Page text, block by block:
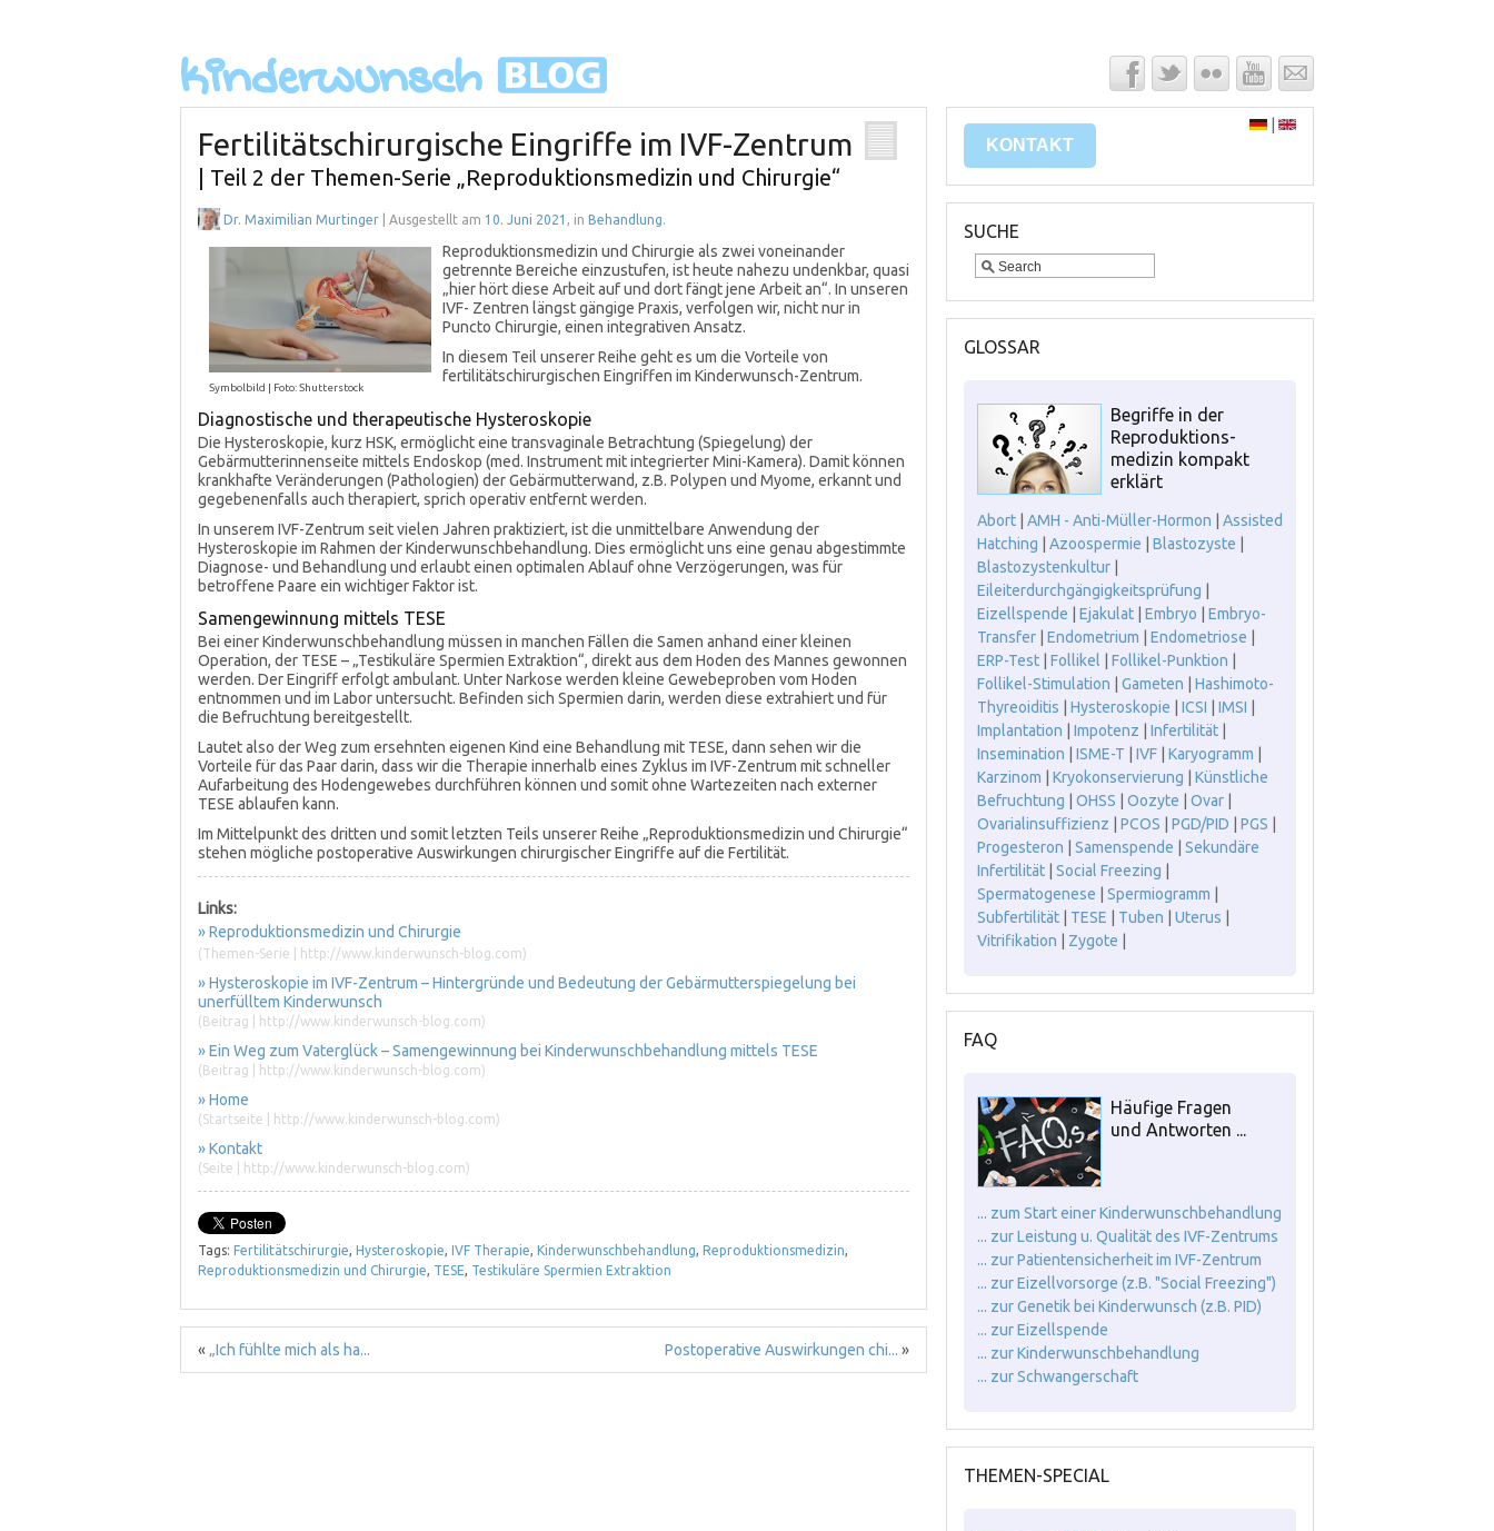
Fertilitätschirurgische Eingriffe im IVF-Zentrum
| Teil 2 der Themen-Serie „Reproduktionsmedizin und Chirurgie“
Dr. Maximilian Murtinger | Ausgestellt am 10. Juni 2021 , in Behandlung.
Symbolbild | Foto: Shutterstock
Reproduktionsmedizin und Chirurgie als zwei voneinander
getrennte Bereiche einzustufen, ist heute nahezu undenkbar, quasi
„hier hört diese Arbeit auf und dort fängt jene Arbeit an“. In unseren
IVF- Zentren längst gängige Praxis, verfolgen wir, nicht nur in
Puncto Chirurgie, einen integrativen Ansatz.
In diesem Teil unserer Reihe geht es um die Vorteile von
fertilitätschirurgischen Eingriffen im Kinderwunsch-Zentrum.
Diagnostische und therapeutische Hysteroskopie
Die Hysteroskopie, kurz HSK, ermöglicht eine transvaginale Betrachtung (Spiegelung) der
Gebärmutterinnenseite mittels Endoskop (med. Instrument mit integrierter Mini-Kamera). Damit können
krankhafte Veränderungen (Pathologien) der Gebärmutterwand, z.B. Polypen und Myome, erkannt und
gegebenenfalls auch therapiert, sprich operativ entfernt werden.
In unserem IVF-Zentrum seit vielen Jahren praktiziert, ist die unmittelbare Anwendung der
Hysteroskopie im Rahmen der Kinderwunschbehandlung. Dies ermöglicht uns eine genau abgestimmte
Diagnose- und Behandlung und erlaubt einen optimalen Ablauf ohne Verzögerungen, was für
betroffene Paare ein wichtiger Faktor ist.
Samengewinnung mittels TESE
Bei einer Kinderwunschbehandlung müssen in manchen Fällen die Samen anhand einer kleinen
Operation, der TESE – „Testikuläre Spermien Extraktion“, direkt aus dem Hoden des Mannes gewonnen
werden. Der Eingriff erfolgt ambulant. Unter Narkose werden kleine Gewebeproben vom Hoden
entnommen und im Labor untersucht. Befinden sich Spermien darin, werden diese extrahiert und für
die Befruchtung bereitgestellt.
Lautet also der Weg zum ersehnten eigenen Kind eine Behandlung mit TESE, dann sehen wir die
Vorteile für das Paar darin, dass wir die Therapie innerhalb eines Zyklus im IVF-Zentrum mit schneller
Aufarbeitung des Hodengewebes durchführen können und somit ohne Wartezeiten nach externer
TESE ablaufen kann.
Im Mittelpunkt des dritten und somit letzten Teils unserer Reihe „Reproduktionsmedizin und Chirurgie“
stehen mögliche postoperative Auswirkungen chirurgischer Eingriffe auf die Fertilität.
Links:
» Reproduktionsmedizin und Chirurgie
(Themen-Serie | http://www.kinderwunsch-blog.com)
» Hysteroskopie im IVF-Zentrum – Hintergründe und Bedeutung der Gebärmutterspiegelung bei
unerfülltem Kinderwunsch
(Beitrag | http://www.kinderwunsch-blog.com)
» Ein Weg zum Vaterglück – Samengewinnung bei Kinderwunschbehandlung mittels TESE
(Beitrag | http://www.kinderwunsch-blog.com)
» Home
(Startseite | http://www.kinderwunsch-blog.com)
» Kontakt
(Seite | http://www.kinderwunsch-blog.com)
Tags: Fertilitätschirurgie, Hysteroskopie, IVF Therapie, Kinderwunschbehandlung, Reproduktionsmedizin,
Reproduktionsmedizin und Chirurgie, TESE, Testikuläre Spermien Extraktion
« „Ich fühlte mich als ha... Postoperative Auswirkungen chi... »
KONTAKT
SUCHE
GLOSSAR
Begriffe in der
Reproduktions-
medizin kompakt
erklärt
Abort| AMH - Anti-Müller-Hormon
Assisted
Hatching
Azoospermie Blastozyste
Blastozystenkultur|
Eileiterdurchgängigkeitsprüfung
Eizellspende
Ejakulat| Embryo
Embryo-
Transfer| Endometrium Endometriose
ERP-Test| Follikel Follikel-Punktion
Follikel-Stimulation
Gameten
Hashimoto-
Thyreoiditis
Hysteroskopie ICSI IMSI
Implantation
Impotenz Infertilität|
Insemination
ISME-T IVF| Karyogramm
Karzinom
Kryokonservierung
Künstliche
Befruchtung
OHSS Oozyte Ovar|
Ovarialinsuffizienz
PCOS PGD/PID PGS
Progesteron
Samenspende
Sekundäre
Infertilität| Social Freezing
Spermatogenese
Spermiogramm
Subfertilität| TESE Tuben Uterus
Vitrifikation
Zygote
FAQ
Häufige Fragen
und Antworten ...
... zum Start einer Kinderwunschbehandlung
... zur Leistung u. Qualität des IVF-Zentrums
... zur Patientensicherheit im IVF-Zentrum
... zur Eizellvorsorge (z.B. "Social Freezing")
... zur Genetik bei Kinderwunsch (z.B. PID)
... zur Eizellspende
... zur Kinderwunschbehandlung
... zur Schwangerschaft
THEMEN-SPECIAL